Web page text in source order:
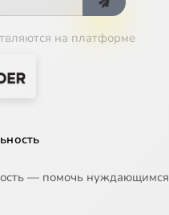
на платформе
— помочь нуждающимся